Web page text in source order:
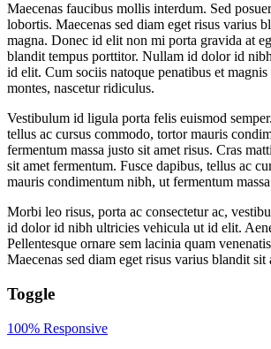
Maecenas faucibus mollis interdum. Sed
lobortis. Maecenas sed diam eget risus varius
magna. Donec id elit non mi porta gravida at
blandit tempus porttitor. Nullam id dolor id
id elit. Cum sociis natoque penatibus et
montes, nascetur ridiculus.
Vestibulum id ligula porta felis euismod
tellus ac cursus commodo, tortor mauris
fermentum massa justo sit amet risus. Cras
sit amet fermentum. Fusce dapibus, tellus ac
mauris condimentum nibh, ut fermentum
Morbi leo risus, porta ac consectetur ac,
id dolor id nibh ultricies vehicula ut id elit.
Pellentesque ornare sem lacinia quam
Maecenas sed diam eget risus varius blandit sit
Toggle
100% Responsive